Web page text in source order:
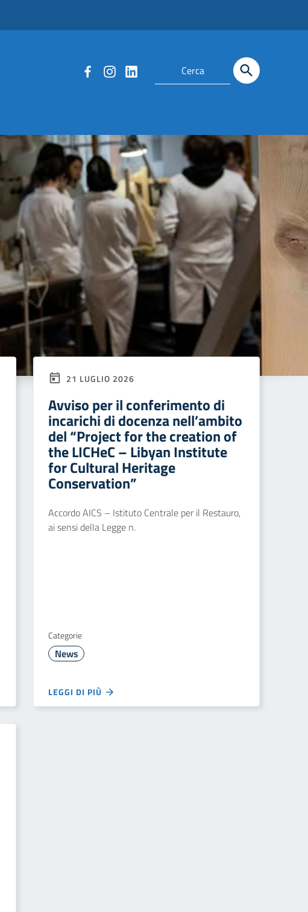
21 LUGLIO 2026
Avviso per il conferimento di
incarichi di docenza nell’ambito
del “Project for the creation of
the LICHeC – Libyan Institute
for Cultural Heritage
Conservation”
Accordo AICS – Istituto Centrale per il Restauro,
ai sensi della Legge n.
Categorie
News
LEGGI DI PIÙ